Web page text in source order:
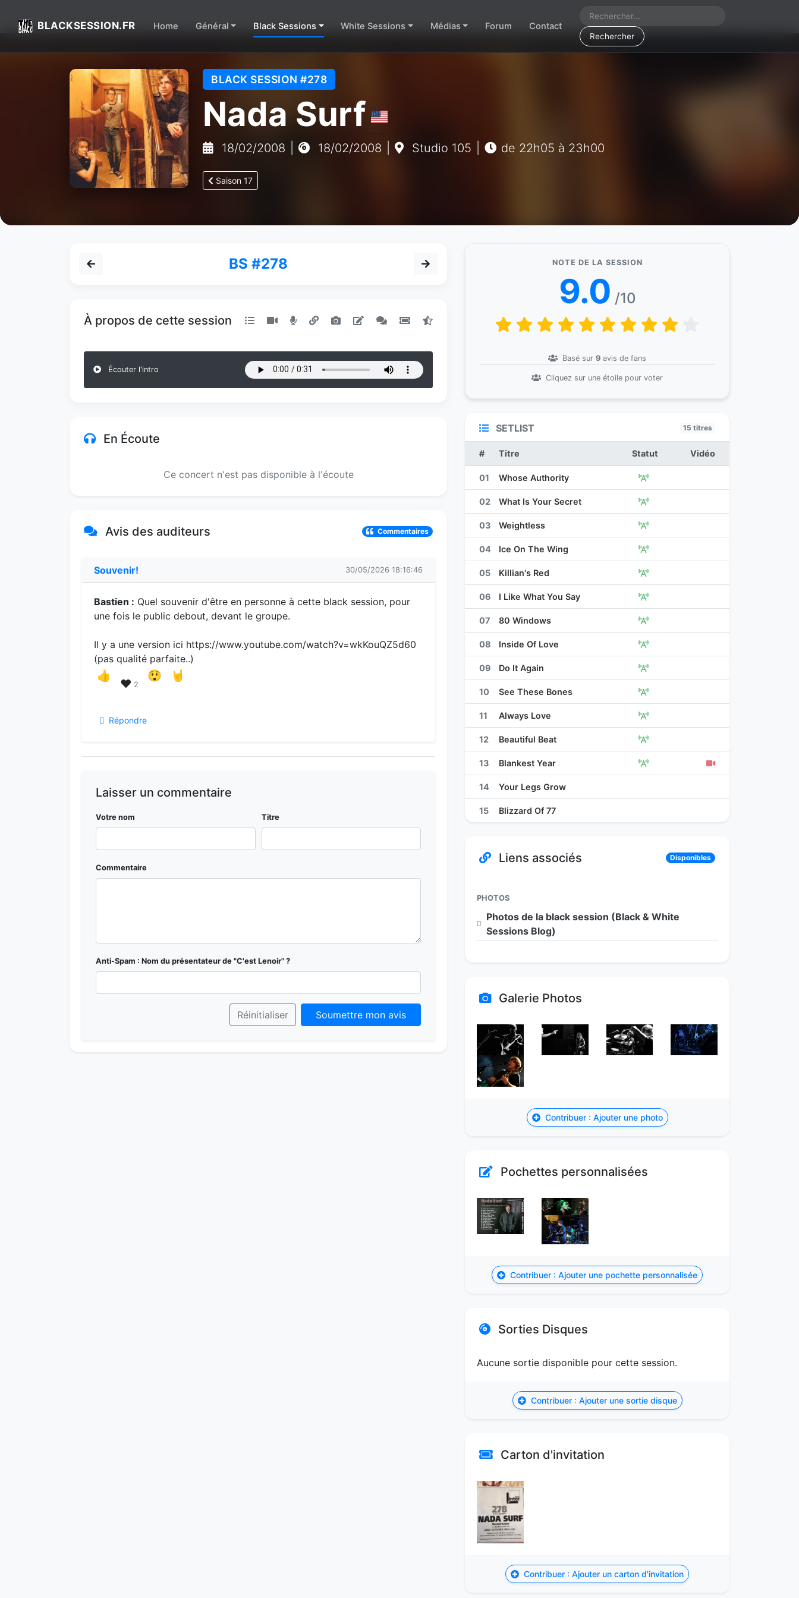
BLACKSESSION.FR Home Général Black Sessions White Sessions Médias Forum Contact
Rechercher
BLACK SESSION #278
Nada Surf
18/02/2008 18/02/2008 Studio 105 de 22h05 à 23h00
Saison 17
BS #278
À propos de cette session
Écouter l'intro
En Écoute
Ce concert n'est pas disponible à l'écoute
Avis des auditeurs Commentaires
Souvenir! 30/05/2026 18:16:46
Bastien : Quel souvenir d'être en personne à cette black session, pour
une fois le public debout, devant le groupe.
Il y a une version ici https://www.youtube.com/watch?v=wkKouQZ5d60
(pas qualité parfaite..)
👍
❤️2
😲 🤘
Répondre
Laisser un commentaire
Votre nom Titre
Commentaire
Anti-Spam : Nom du présentateur de "C'est Lenoir" ?
Réinitialiser Soumettre mon avis
NOTE DE LA SESSION
9.0 /10
Basé sur 9 avis de fans
Cliquez sur une étoile pour voter
SETLIST 15 titres
# Titre Statut Vidéo
01 Whose Authority
02 What Is Your Secret
03 Weightless
04 Ice On The Wing
05 Killian's Red
06 I Like What You Say
07 80 Windows
08 Inside Of Love
09 Do It Again
10 See These Bones
11 Always Love
12 Beautiful Beat
13 Blankest Year
14 Your Legs Grow
15 Blizzard Of 77
Liens associés Disponibles
PHOTOS
Photos de la black session (Black & White
Sessions Blog)
Galerie Photos
Contribuer : Ajouter une photo
Pochettes personnalisées
Contribuer : Ajouter une pochette personnalisée
Sorties Disques
Aucune sortie disponible pour cette session.
Contribuer : Ajouter une sortie disque
Carton d'invitation
Contribuer : Ajouter un carton d'invitation